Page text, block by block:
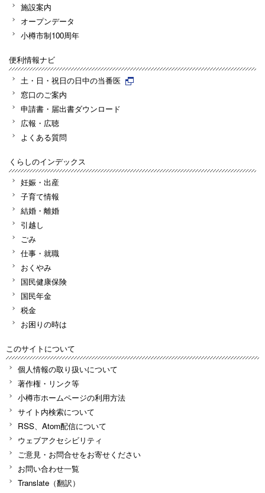
施設案内
オープンデータ
小樽市制100周年
便利情報ナビ
土・日・祝日の日中の当番医
窓口のご案内
申請書・届出書ダウンロード
広報・広聴
よくある質問
くらしのインデックス
妊娠・出産
子育て情報
結婚・離婚
引越し
ごみ
仕事・就職
おくやみ
国民健康保険
国民年金
税金
お困りの時は
このサイトについて
個人情報の取り扱いについて
著作権・リンク等
小樽市ホームページの利用方法
サイト内検索について
RSS、Atom配信について
ウェブアクセシビリティ
ご意見・お問合せをお寄せください
お問い合わせ一覧
Translate（翻訳）